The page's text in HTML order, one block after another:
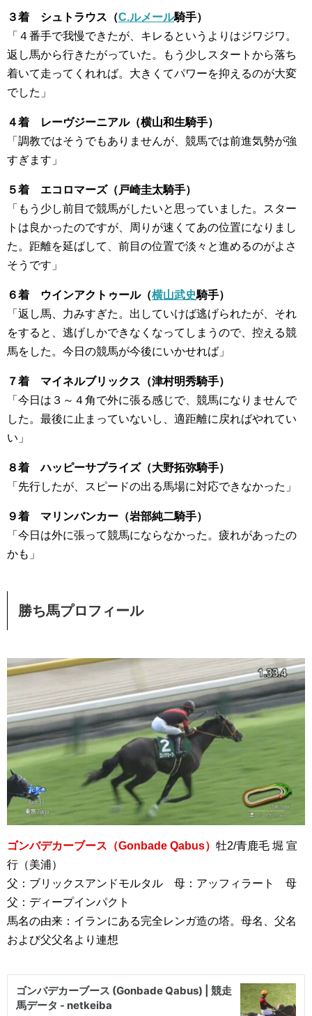
３着 シュトラウス（C.ルメール騎手）
「４番手で我慢できたが、キレるというよりはジワジワ。
返し馬から行きたがっていた。もう少しスタートから落ち
着いて走ってくれれば。大きくてパワーを抑えるのが大変
でした」
４着 レーヴジーニアル（横山和生騎手）
「調教ではそうでもありませんが、競馬では前進気勢が強
すぎます」
５着 エコロマーズ（戸崎圭太騎手）
「もう少し前目で競馬がしたいと思っていました。スター
トは良かったのですが、周りが速くてあの位置になりまし
た。距離を延ばして、前目の位置で淡々と進めるのがよさ
そうです」
６着 ウインアクトゥール（横山武史騎手）
「返し馬、力みすぎた。出していけば逃げられたが、それ
をすると、逃げしかできなくなってしまうので、控える競
馬をした。今日の競馬が今後にいかせれば」
７着 マイネルブリックス（津村明秀騎手）
「今日は３～４角で外に張る感じで、競馬になりませんで
した。最後に止まっていないし、適距離に戻ればやれてい
い」
８着 ハッピーサプライズ（大野拓弥騎手）
「先行したが、スピードの出る馬場に対応できなかった」
９着 マリンバンカー（岩部純二騎手）
「今日は外に張って競馬にならなかった。疲れがあったの
かも」
勝ち馬プロフィール
ゴンバデカーブース（Gonbade Qabus） 牡2/青鹿毛 堀 宣
行（美浦）
父：ブリックスアンドモルタル 母：アッフィラート 母
父：ディープインパクト
馬名の由来：イランにある完全レンガ造の塔。母名、父名
および父父名より連想